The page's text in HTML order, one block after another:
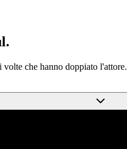
.
che hanno doppiato l'attore.